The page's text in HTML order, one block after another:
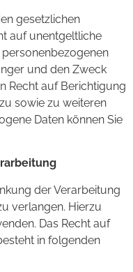
gesetzlichen
auf unentgeltliche
und den Zweck
Recht auf Berichtigung
sowie zu weiteren
Daten können Sie
der Verarbeitung
verlangen. Hierzu
Das Recht auf
in folgenden